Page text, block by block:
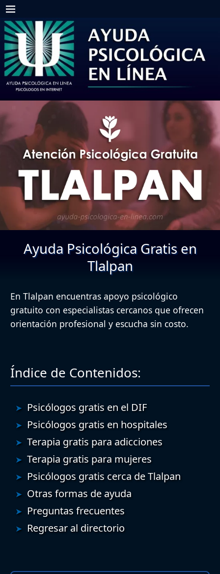
Ayuda Psicológica Gratis en
Tlalpan
En Tlalpan encuentras apoyo psicológico
gratuito con especialistas cercanos que ofrecen
orientación profesional y escucha sin costo.
Índice de Contenidos:
Psicólogos gratis en el DIF
Psicólogos gratis en hospitales
Terapia gratis para adicciones
Terapia gratis para mujeres
Psicólogos gratis cerca de Tlalpan
Otras formas de ayuda
Preguntas frecuentes
Regresar al directorio